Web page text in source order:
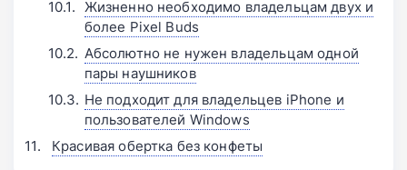
Жизненно необходимо владельцам двух и
более Pixel Buds
Абсолютно не нужен владельцам одной
пары наушников
Не подходит для владельцев iPhone и
пользователей Windows
Красивая обертка без конфеты